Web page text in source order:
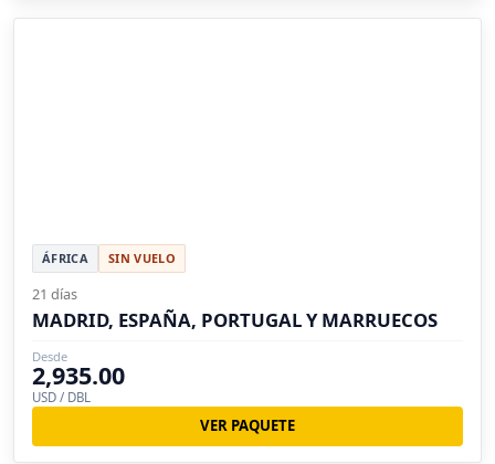
ÁFRICA SIN VUELO
21 días
MADRID, ESPAÑA, PORTUGAL Y MARRUECOS
Desde
2,935.00
USD / DBL
VER PAQUETE